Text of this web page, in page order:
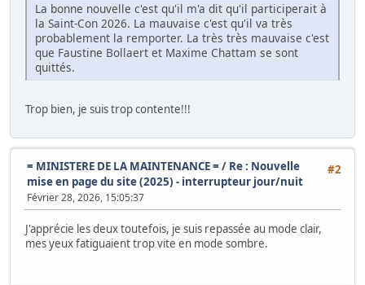
La bonne nouvelle c'est qu'il m'a dit qu'il participerait à
la Saint-Con 2026. La mauvaise c'est qu'il va très
probablement la remporter. La très très mauvaise c'est
que Faustine Bollaert et Maxime Chattam se sont
quittés.
Trop bien, je suis trop contente!!!
#2
= MINISTERE DE LA MAINTENANCE = / Re : Nouvelle
mise en page du site (2025) - interrupteur jour/nuit
Février 28, 2026, 15:05:37
J'apprécie les deux toutefois, je suis repassée au mode clair,
mes yeux fatiguaient trop vite en mode sombre.